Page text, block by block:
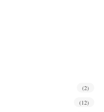
(2)
(12)